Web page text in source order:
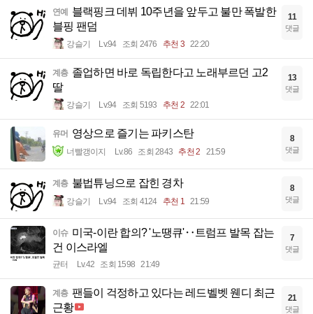
연예
블랙핑크 데뷔 10주년을 앞두고 불만 폭발한
블핑 팬덤
강슬기 Lv.94 조회 2476 추천 3 22:20
11
댓글
계층 졸업하면 바로 독립한다고 노래부르던 고2
딸
강슬기 Lv.94 조회 5193 추천 2 22:01
13
댓글
유머 영상으로 즐기는 파키스탄
너빨갱이지 Lv.86 조회 2843 추천 2 21:59
8
댓글
계층 불법튜닝으로 잡힌 경차
강슬기 Lv.94 조회 4124 추천 1 21:59
8
댓글
이슈 미국-이란 합의? '노땡큐'‥트럼프 발목 잡는
건 이스라엘
균터 Lv.42 조회 1598 21:49
7
댓글
계층 팬들이 걱정하고 있다는 레드벨벳 웬디 최근
근황
21
댓글